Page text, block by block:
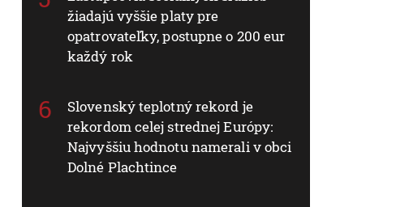
žiadajú vyššie platy pre
opatrovateľky, postupne o 200 eur
každý rok
Slovenský teplotný rekord je
rekordom celej strednej Európy:
Najvyššiu hodnotu namerali v obci
Dolné Plachtince